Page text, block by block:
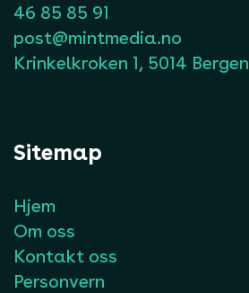
46 85 85 91
post@mintmedia.no
Krinkelkroken 1, 5014 Bergen
Sitemap
Hjem
Om oss
Kontakt oss
Personvern